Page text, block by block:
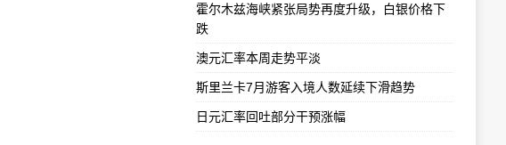
霍尔木兹海峡紧张局势再度升级，白银价格下
跌
澳元汇率本周走势平淡
斯里兰卡7月游客入境人数延续下滑趋势
日元汇率回吐部分干预涨幅